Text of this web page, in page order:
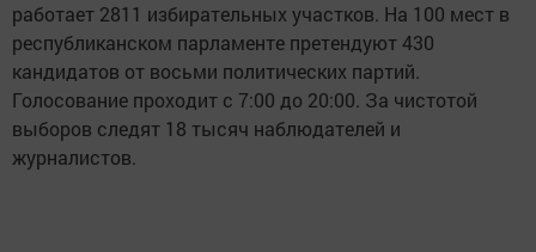
работает 2811 избирательных участков. На 100 мест в
республиканском парламенте претендуют 430
кандидатов от восьми политических партий.
Голосование проходит с 7:00 до 20:00. За чистотой
выборов следят 18 тысяч наблюдателей и
журналистов.